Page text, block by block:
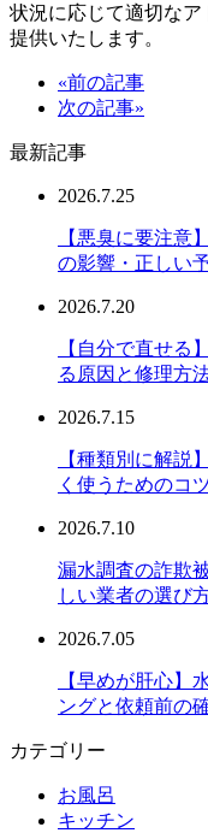
状況に応じて適切な
提供いたします。
«前の記事
次の記事»
最新記事
2026.7.25
【悪臭に要注意
の影響・正しい
2026.7.20
【自分で直せる
る原因と修理方
2026.7.15
【種類別に解説
く使うためのコ
2026.7.10
漏水調査の詐欺
しい業者の選び
2026.7.05
【早めが肝心】
ングと依頼前の
カテゴリー
お風呂
キッチン